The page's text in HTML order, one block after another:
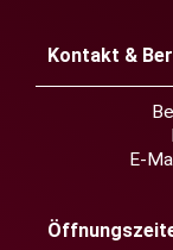
Kontakt &
E-